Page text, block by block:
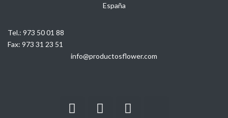
España
Tel.: 973 50 01 88
Fax: 973 31 23 51
info@productosflower.com